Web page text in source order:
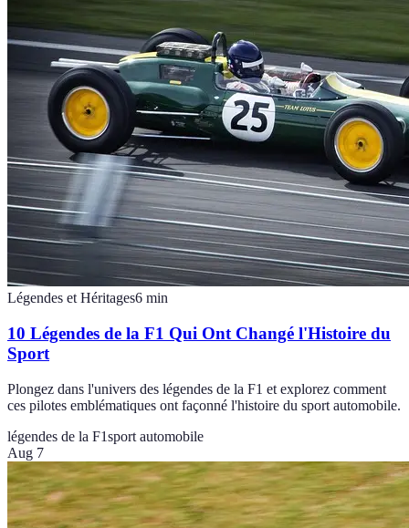
Légendes et Héritages6 min
10 Légendes de la F1 Qui Ont Changé l'Histoire du
Sport
Plongez dans l'univers des légendes de la F1 et explorez comment
ces pilotes emblématiques ont façonné l'histoire du sport automobile.
légendes de la F1sport automobile
Aug 7